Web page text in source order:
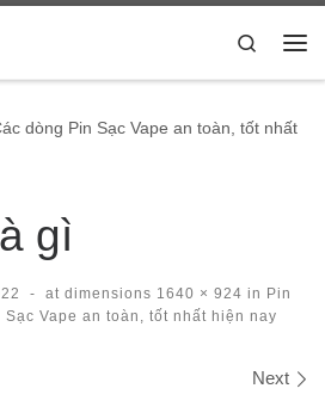
Search
dòng Pin Sạc Vape an toàn, tốt nhất
gì
- at dimensions 1640 × 924 in Pin
Vape an toàn, tốt nhất hiện nay
Next